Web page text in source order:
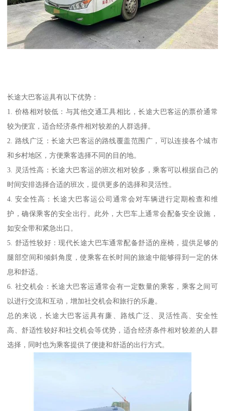
长途大巴客运具有以下优势：
1. 价格相对较低：与其他交通工具相比，长途大巴客运的票价通常
较为便宜，适合经济条件相对较差的人群选择。
2. 路线广泛：长途大巴客运的路线覆盖范围广，可以连接各个城市
和乡村地区，方便乘客选择不同的目的地。
3. 灵活性高：长途大巴客运的班次相对较多，乘客可以根据自己的
时间安排选择合适的班次，提供更多的选择和灵活性。
4. 安全性高：长途大巴客运公司通常会对车辆进行定期检查和维
护，确保乘客的安全出行。此外，大巴车上通常会配备安全设施，
如安全带和紧急出口。
5. 舒适性较好：现代长途大巴车通常配备舒适的座椅，提供足够的
腿部空间和倾斜角度，使乘客在长时间的旅途中能够得到一定的休
息和舒适。
6. 社交机会：长途大巴客运通常会有一定数量的乘客，乘客之间可
以进行交流和互动，增加社交机会和旅行的乐趣。
总的来说，长途大巴客运具有廉、路线广泛、灵活性高、安全性
高、舒适性较好和社交机会等优势，适合经济条件相对较差的人群
选择，同时也为乘客提供了便捷和舒适的出行方式。